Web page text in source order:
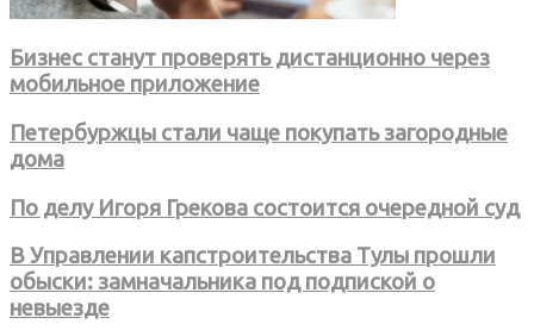
Бизнес станут проверять дистанционно через
мобильное приложение
Петербуржцы стали чаще покупать загородные
дома
По делу Игоря Грекова состоится очередной суд
В Управлении капстроительства Тулы прошли
обыски: замначальника под подпиской о
невыезде